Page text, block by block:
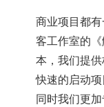
商业项目都
客工作室的
本，我们提
快速的启动
同时我们更加